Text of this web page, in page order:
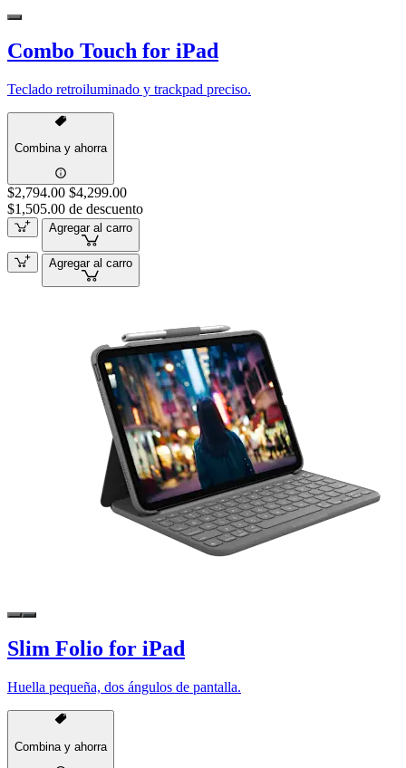
Combo Touch for iPad
Teclado retroiluminado y trackpad preciso.
Combina y ahorra
$2,794.00 $4,299.00
$1,505.00 de descuento
Agregar al carro
Agregar al carro
Slim Folio for iPad
Huella pequeña, dos ángulos de pantalla.
Combina y ahorra